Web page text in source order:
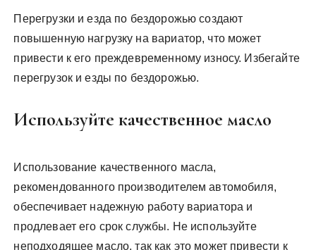
Перегрузки и езда по бездорожью создают
повышенную нагрузку на вариатор, что может
привести к его преждевременному износу. Избегайте
перегрузок и езды по бездорожью.
Используйте качественное масло
Использование качественного масла,
рекомендованного производителем автомобиля,
обеспечивает надежную работу вариатора и
продлевает его срок службы. Не используйте
неподходящее масло, так как это может привести к